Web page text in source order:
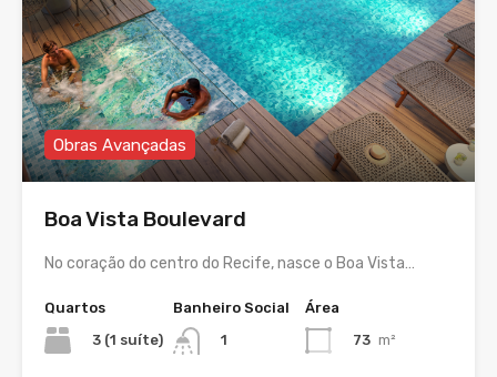
Obras Avançadas
Boa Vista Boulevard
No coração do centro do Recife, nasce o Boa Vista…
Quartos
3 (1 suíte)
Banheiro Social
1
Área
73 m²